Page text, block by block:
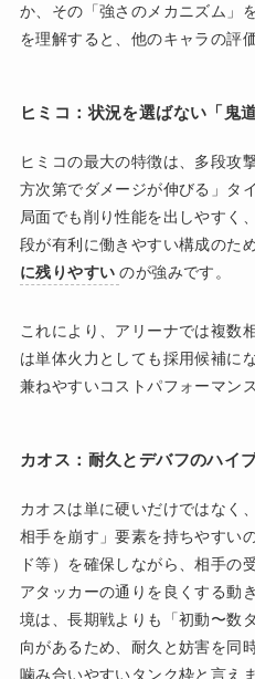
か、その「強さのメカニズム」
を理解すると、他のキャラの評
ヒミコ：状況を選ばない「鬼
ヒミコの最大の特徴は、多段攻
方次第でダメージが伸びる」タ
局面でも削り性能を出しやすく
段が有利に働きやすい構成のため
に残りやすい のが強みです。
これにより、アリーナでは複数
は単体火力としても採用候補に
兼ねやすいコストパフォーマン
カオス：耐久とデバフのハイ
カオスは単に硬いだけではなく
相手を崩す」要素を持ちやすい
ド等）を確保しながら、相手の
アタッカーの通りを良くする動
境は、長期戦よりも「初動〜数
向があるため、耐久と妨害を同
噛み合いやすいタンク枠と言えま